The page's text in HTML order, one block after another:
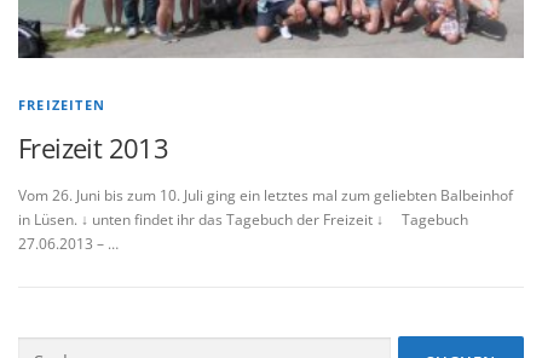
FREIZEITEN
Freizeit 2013
Vom 26. Juni bis zum 10. Juli ging ein letztes mal zum geliebten Balbeinhof
in Lüsen. ↓ unten findet ihr das Tagebuch der Freizeit ↓ Tagebuch
27.06.2013 – …